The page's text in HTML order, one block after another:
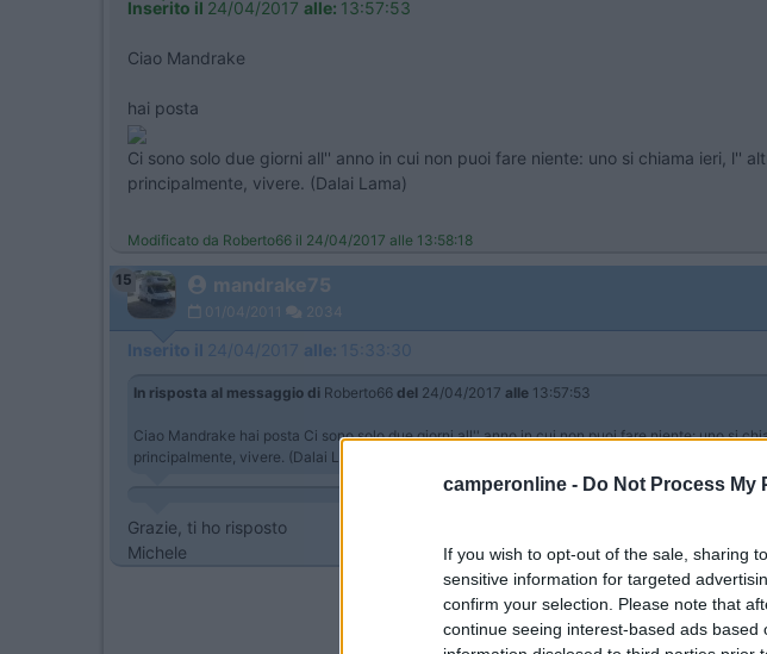
camperonline - Do Not Process My
If you wish to opt-out of the sale, sharing
sensitive information for targeted
confirm your selection. Please note that
continue seeing interest-based ads
Inserito il 24/04/2017 alle: 13:57:53
Ciao Mandrake
hai posta
Ci sono solo due giorni all'' anno in cui non puoi fare niente: uno si chiama ieri,
principalmente, vivere. (Dalai Lama)
Modificato da Roberto66 il 24/04/2017 alle 13:58:18
15 mandrake75
01/04/2011 2034
Inserito il 24/04/2017 alle: 15:33:30
In risposta al messaggio di Roberto66 del 24/04/2017 alle 13:57:53
Ciao Mandrake hai posta Ci sono solo due giorni all'' anno in cui non puoi fare niente: uno si
principalmente, vivere. (Dalai Lama)
Grazie, ti ho risposto
Michele